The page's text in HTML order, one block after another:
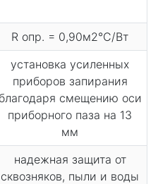
R опр. = 0,90м2°С/Вт
установка усиленных
приборов запирания
смещению оси
приборного паза на 13
мм
надежная защита от
сквозняков, пыли и воды